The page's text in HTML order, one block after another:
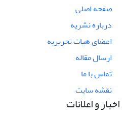
صفحه اصلی
درباره نشریه
اعضای هیات تحریریه
ارسال مقاله
تماس با ما
نقشه سایت
اخبار و اعلانات